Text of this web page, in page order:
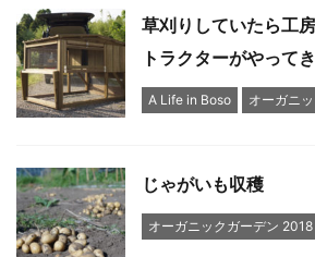
草刈りしていたら工
トラクターがやって
A Life in Boso オーガニ
じゃがいも収穫
オーガニックガーデン 2018